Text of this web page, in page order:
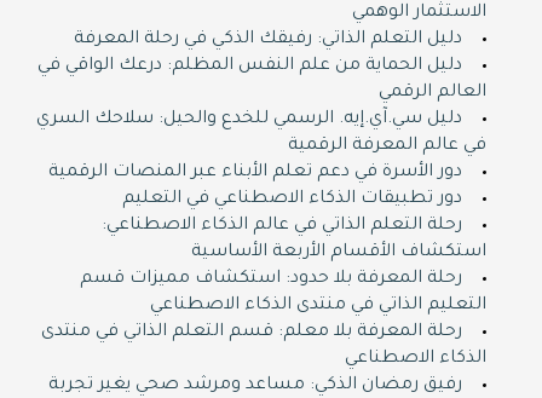
الاستثمار الوهمي
دليل التعلم الذاتي: رفيقك الذكي في رحلة المعرفة
دليل الحماية من علم النفس المظلم: درعك الواقي في
العالم الرقمي
دليل سي.آي.إيه. الرسمي للخدع والحيل: سلاحك السري
في عالم المعرفة الرقمية
دور الأسرة في دعم تعلم الأبناء عبر المنصات الرقمية
دور تطبيقات الذكاء الاصطناعي في التعليم
رحلة التعلم الذاتي في عالم الذكاء الاصطناعي:
استكشاف الأقسام الأربعة الأساسية
رحلة المعرفة بلا حدود: استكشاف مميزات قسم
التعليم الذاتي في منتدى الذكاء الاصطناعي
رحلة المعرفة بلا معلم: قسم التعلم الذاتي في منتدى
الذكاء الاصطناعي
رفيق رمضان الذكي: مساعد ومرشد صحي يغير تجربة